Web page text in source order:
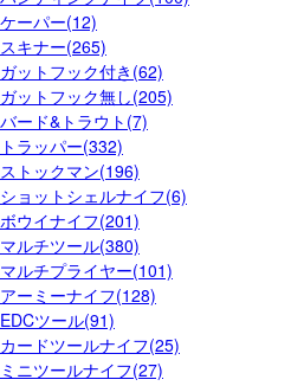
ケーパー(12)
スキナー(265)
ガットフック付き(62)
ガットフック無し(205)
バード&トラウト(7)
トラッパー(332)
ストックマン(196)
ショットシェルナイフ(6)
ボウイナイフ(201)
マルチツール(380)
マルチプライヤー(101)
アーミーナイフ(128)
EDCツール(91)
カードツールナイフ(25)
ミニツールナイフ(27)